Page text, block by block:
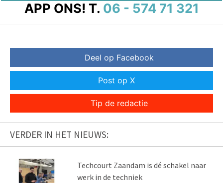
APP ONS! T. 06 - 574 71 321
Deel op Facebook
Post op X
Tip de redactie
VERDER IN HET NIEUWS:
Techcourt Zaandam is dé schakel naar
werk in de techniek